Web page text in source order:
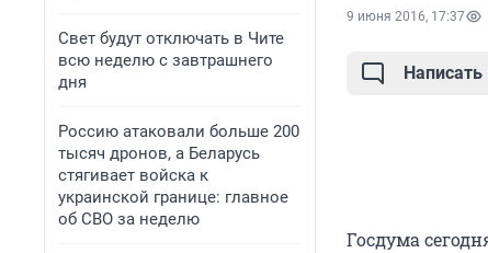
Свет будут отключать в Чите
всю неделю с завтрашнего
дня
Россию атаковали больше 200
тысяч дронов, а Беларусь
стягивает войска к
украинской границе: главное
об СВО за неделю
9 июня 2016, 17:37
Госдума